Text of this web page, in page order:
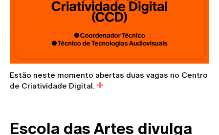
Estão neste momento abertas duas vagas no Centro
de Criatividade Digital.
Escola das Artes divulga